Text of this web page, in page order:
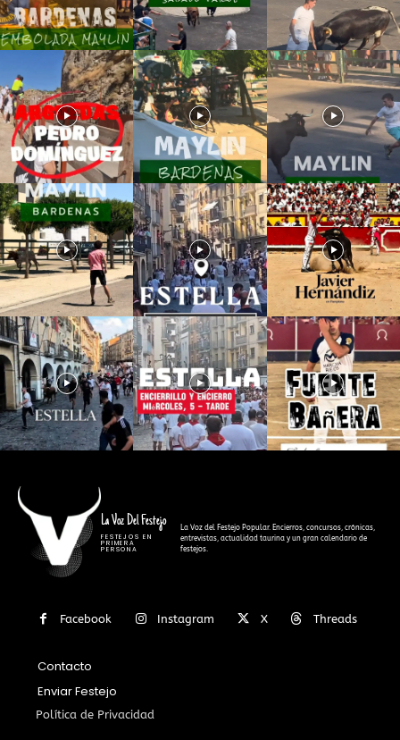
La Voz Del Festejo
FESTEJOS EN
PRIMERA
PERSONA
La Voz del Festejo Popular. Encierros, concursos, crónicas,
entrevistas, actualidad taurina y un gran calendario de
festejos.
Facebook Instagram X Threads
Contacto
Enviar Festejo
Política de Privacidad